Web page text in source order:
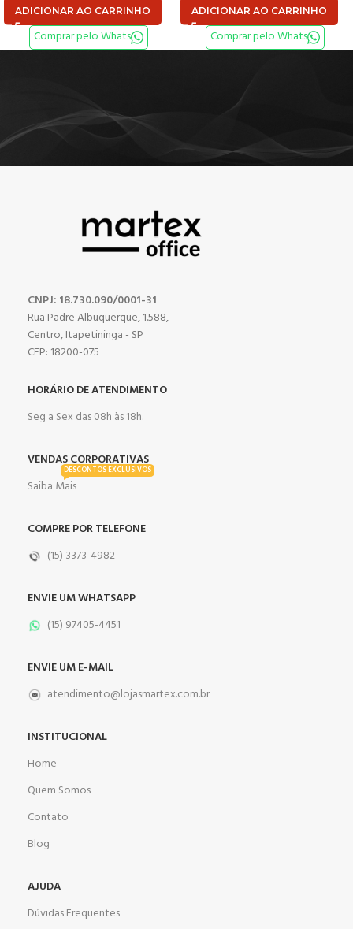
ADICIONAR AO CARRINHO
Comprar pelo Whats
ADICIONAR AO CARRINHO
Comprar pelo Whats
CNPJ: 18.730.090/0001-31
Rua Padre Albuquerque, 1.588,
Centro, Itapetininga - SP
CEP: 18200-075
HORÁRIO DE ATENDIMENTO
Seg a Sex das 08h às 18h.
VENDAS CORPORATIVAS
Saiba Mais
DESCONTOS EXCLUSIVOS
COMPRE POR TELEFONE
(15) 3373-4982
ENVIE UM WHATSAPP
(15) 97405-4451
ENVIE UM E-MAIL
atendimento@lojasmartex.com.br
INSTITUCIONAL
Home
Quem Somos
Contato
Blog
AJUDA
Dúvidas Frequentes